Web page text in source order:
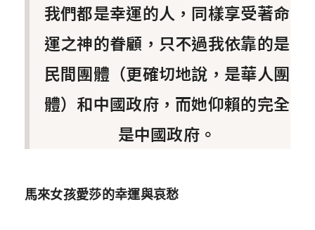
我們都是幸運的人，同樣享受著命
運之神的眷顧，只不過我依靠的是
民間團體（更確切地說，是華人團
體）和中國政府，而她仰賴的完全
是中國政府。
馬來女孩愛莎的幸運與哀愁